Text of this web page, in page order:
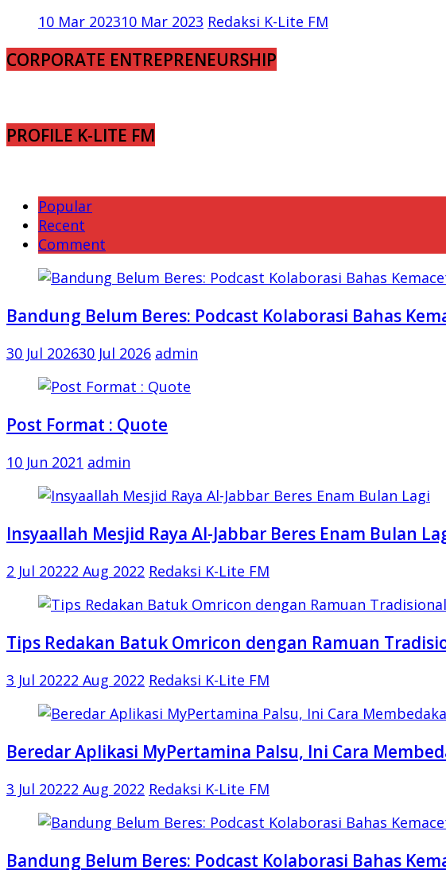
10 Mar 202310 Mar 2023 Redaksi K-Lite FM
CORPORATE ENTREPRENEURSHIP
PROFILE K-LITE FM
Popular
Recent
Comment
Bandung Belum Beres: Podcast Kolaborasi Bahas
30 Jul 202630 Jul 2026 admin
Post Format : Quote
10 Jun 2021 admin
Insyaallah Mesjid Raya Al-Jabbar Beres Enam Bulan
2 Jul 20222 Aug 2022 Redaksi K-Lite FM
Tips Redakan Batuk Omricon dengan Ramuan
3 Jul 20222 Aug 2022 Redaksi K-Lite FM
Beredar Aplikasi MyPertamina Palsu, Ini Cara
3 Jul 20222 Aug 2022 Redaksi K-Lite FM
Bandung Belum Beres: Podcast Kolaborasi Bahas